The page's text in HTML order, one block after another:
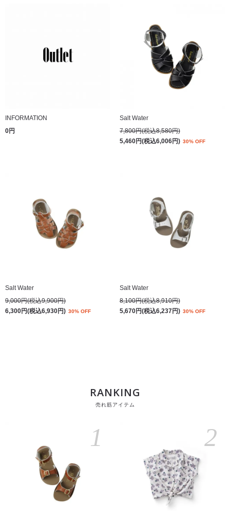
INFORMATION
0円
Salt Water
7,800円(税込8,580円)
5,460円(税込6,006円) 30% OFF
Salt Water
9,000円(税込9,900円)
6,300円(税込6,930円) 30% OFF
Salt Water
8,100円(税込8,910円)
5,670円(税込6,237円) 30% OFF
RANKING
売れ筋アイテム
1 2